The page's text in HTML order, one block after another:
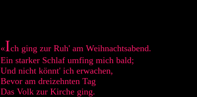
«Ich ging zur Ruh' am Weihnachtsabend.
Ein starker Schlaf umfing mich bald;
Und nicht könnt' ich erwachen,
Bevor am dreizehnten Tag
Das Volk zur Kirche ging.